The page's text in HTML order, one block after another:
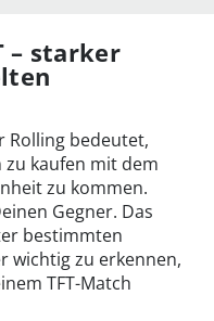
– starker
Rolling bedeutet,
kaufen mit dem
zu kommen.
Gegner. Das
bestimmten
wichtig zu erkennen,
TFT-Match